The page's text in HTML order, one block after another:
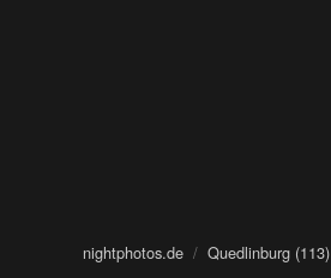
nightphotos.de / Quedlinburg (113)